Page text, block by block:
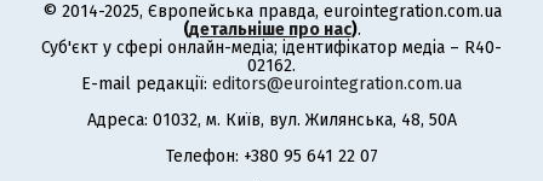
© 2014-2025, Європейська правда, eurointegration.com.ua
(детальніше про нас).
Суб'єкт у сфері онлайн-медіа; ідентифікатор медіа – R40-
02162.
E-mail редакції: editors@eurointegration.com.ua
Адреса: 01032, м. Київ, вул. Жилянська, 48, 50А
Телефон: +380 95 641 22 07